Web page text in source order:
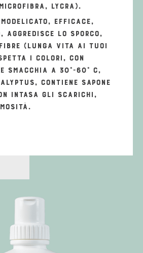
lycra).
efficace,
aggredisce lo sporco,
(lunga vita ai tuoi
i colori, con
smacchia a 30°-60° C,
contiene sapone
intasa gli scarichi,